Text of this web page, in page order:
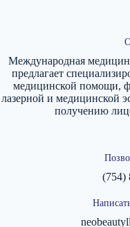
Международная
предлагает
медицинской помощи,
лазерной и медицинской
получению
(754)